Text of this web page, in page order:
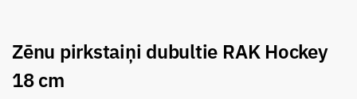
Zēnu pirkstaiņi dubultie RAK Hockey
18 cm